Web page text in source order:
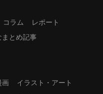
コラム
レポート
まとめ記事
画
イラスト・アート